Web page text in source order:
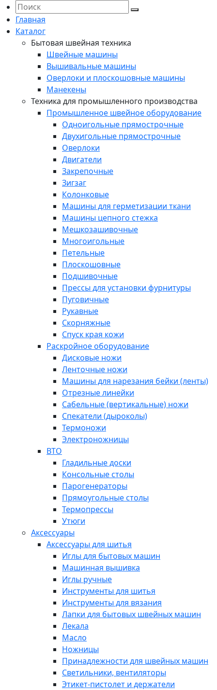
Главная
Каталог
Бытовая швейная техника
Швейные машины
Вышивальные машины
Оверлоки и плоскошовные машины
Манекены
Техника для промышленного производства
Промышленное швейное оборудование
Одноигольные прямострочные
Двухигольные прямострочные
Оверлоки
Двигатели
Закрепочные
Зигзаг
Колонковые
Машины для герметизации ткани
Машины цепного стежка
Мешкозашивочные
Многоигольные
Петельные
Плоскошовные
Подшивочные
Прессы для установки фурнитуры
Пуговичные
Рукавные
Скорняжные
Спуск края кожи
Раскройное оборудование
Дисковые ножи
Ленточные ножи
Машины для нарезания бейки (ленты)
Отрезные линейки
Сабельные (вертикальные) ножи
Спекатели (дыроколы)
Термоножи
Электроножницы
ВТО
Гладильные доски
Консольные столы
Парогенераторы
Прямоугольные столы
Термопрессы
Утюги
Аксессуары
Аксессуары для шитья
Иглы для бытовых машин
Машинная вышивка
Иглы ручные
Инструменты для шитья
Инструменты для вязания
Лапки для бытовых швейных машин
Лекала
Масло
Ножницы
Принадлежности для швейных машин
Светильники, вентиляторы
Этикет-пистолет и держатели